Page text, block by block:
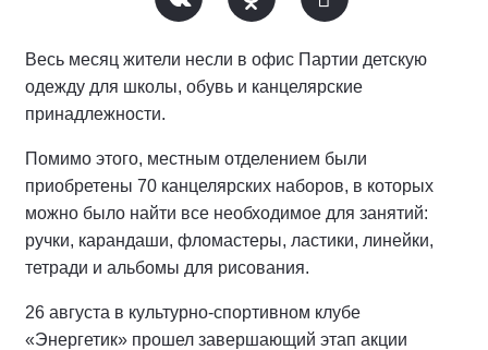
Весь месяц жители несли в офис Партии детскую
одежду для школы, обувь и канцелярские
принадлежности.
Помимо этого, местным отделением были
приобретены 70 канцелярских наборов, в которых
можно было найти все необходимое для занятий:
ручки, карандаши, фломастеры, ластики, линейки,
тетради и альбомы для рисования.
26 августа в культурно-спортивном клубе
«Энергетик» прошел завершающий этап акции